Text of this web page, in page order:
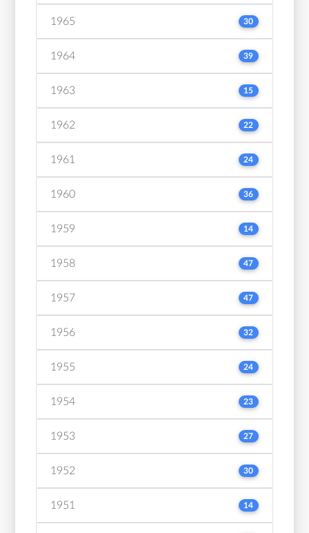
1965 30
1964 39
1963 15
1962 22
1961 24
1960 36
1959 14
1958 47
1957 47
1956 32
1955 24
1954 23
1953 27
1952 30
1951 14